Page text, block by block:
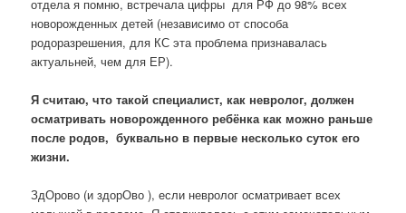
отдела я помню, встречала цифры для РФ до 98% всех
новорожденных детей (независимо от способа
родоразрешения, для КС эта проблема признавалась
актуальней, чем для ЕР).
Я считаю, что такой специалист, как невролог, должен
осматривать новорожденного ребёнка как можно раньше
после родов, буквально в первые несколько суток его
жизни.
ЗдОрово (и здорОво ), если невролог осматривает всех